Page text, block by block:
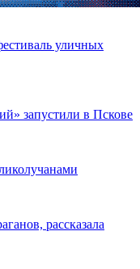
уличных
запустили в Пскове
рассказала